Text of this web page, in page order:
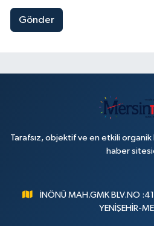
Gönder
Tarafsız, objektif ve en etkili
haber
İNÖNÜ MAH.GMK BLV.NO
YENİŞEHİR-